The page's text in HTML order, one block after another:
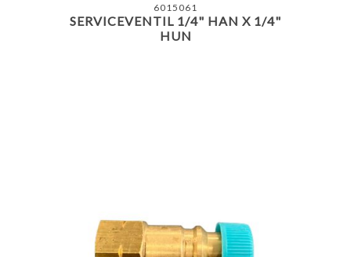
6015061
SERVICEVENTIL 1/4" HAN X 1/4"
HUN